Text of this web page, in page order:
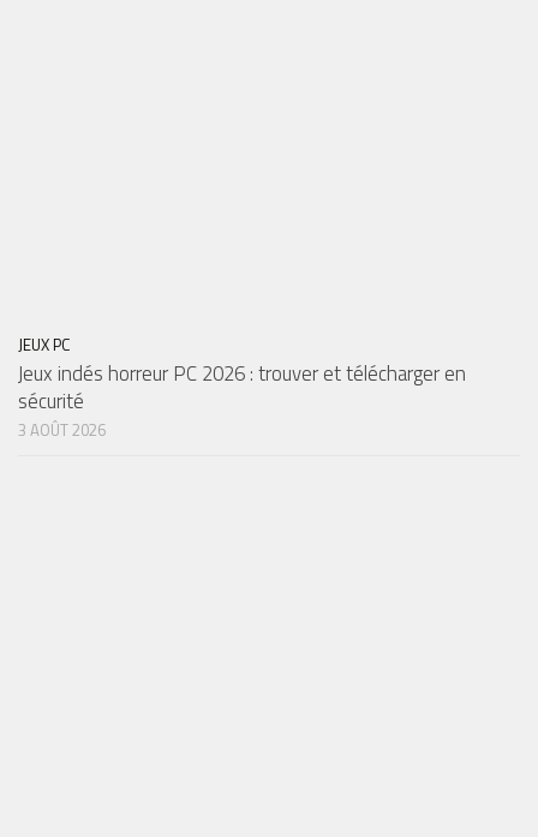
JEUX PC
Jeux indés horreur PC 2026 : trouver et télécharger en
sécurité
3 AOÛT 2026